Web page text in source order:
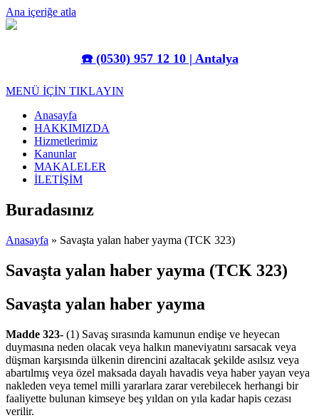
Ana içeriğe atla
☎️ (0530) 957 12 10 | Antalya
MENÜ İÇİN TIKLAYIN
Anasayfa
HAKKIMIZDA
Hizmetlerimiz
Kanunlar
MAKALELER
İLETİŞİM
Buradasınız
Anasayfa » Savaşta yalan haber yayma (TCK 323)
Savaşta yalan haber yayma (TCK 323)
Savaşta yalan haber yayma
Madde 323- (1) Savaş sırasında kamunun endişe ve heyecan
duymasına neden olacak veya halkın maneviyatını sarsacak veya
düşman karşısında ülkenin direncini azaltacak şekilde asılsız veya
abartılmış veya özel maksada dayalı havadis veya haber yayan veya
nakleden veya temel milli yararlara zarar verebilecek herhangi bir
faaliyette bulunan kimseye beş yıldan on yıla kadar hapis cezası
verilir.